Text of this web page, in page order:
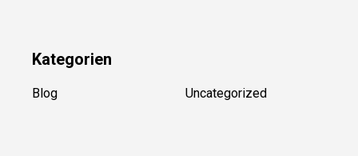
Kategorien
Blog Uncategorized